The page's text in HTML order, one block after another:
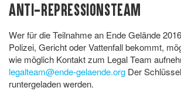
ANTI-REPRESSIONSTEAM
Wer für die Teilnahme an Ende Gelände
Polizei, Gericht oder Vattenfall bekommt,
wie möglich Kontakt zum Legal Team
legalteam@ende-gelaende.org Der
runtergeladen werden.